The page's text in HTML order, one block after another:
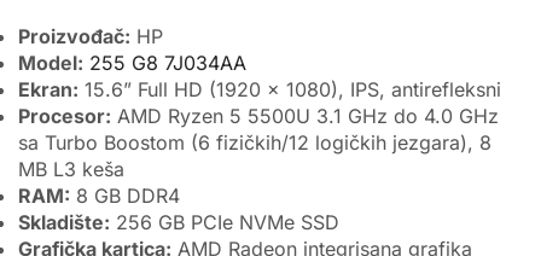
Proizvođač: HP
Model: 255 G8 7J034AA
Ekran: 15.6” Full HD (1920 x 1080), IPS, antirefleksni
Procesor: AMD Ryzen 5 5500U 3.1 GHz do 4.0 GHz
sa Turbo Boostom (6 fizičkih/12 logičkih jezgara), 8
MB L3 keša
RAM: 8 GB DDR4
Skladište: 256 GB PCIe NVMe SSD
Grafička kartica: AMD Radeon integrisana grafika